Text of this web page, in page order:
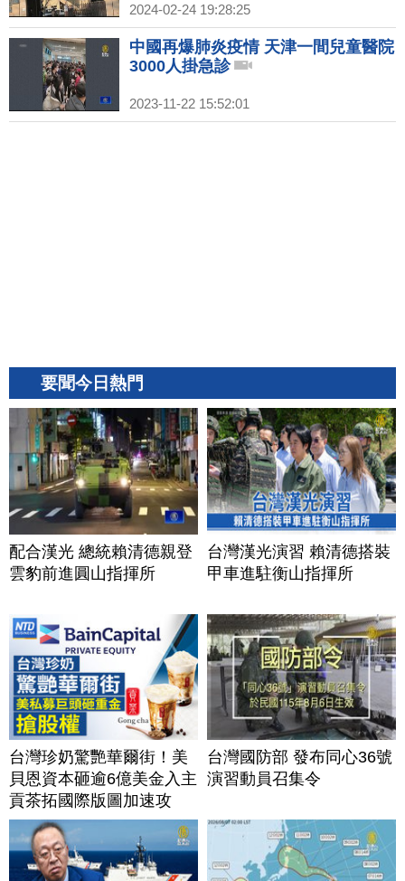
2024-02-24 19:28:25
中國再爆肺炎疫情 天津一間兒童醫院
3000人掛急診
2023-11-22 15:52:01
要聞今日熱門
配合漢光 總統賴清德親登
雲豹前進圓山指揮所
台灣漢光演習 賴清德搭裝
甲車進駐衡山指揮所
台灣珍奶驚艷華爾街！美
貝恩資本砸逾6億美金入主
貢茶拓國際版圖加速攻
美？｜#財經新聞｜
20260806(四)
台灣國防部 發布同心36號
演習動員召集令